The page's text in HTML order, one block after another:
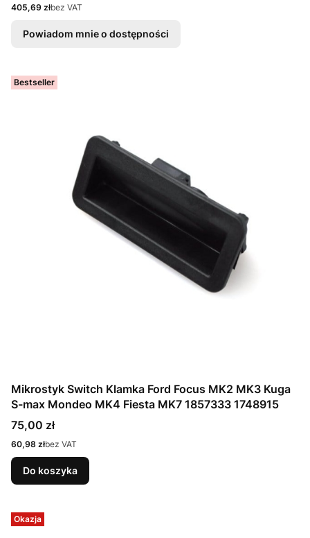
Cena
405,69 złbez VAT
Powiadom mnie o dostępności
Bestseller
Mikrostyk Switch Klamka Ford Focus MK2 MK3 Kuga
S-max Mondeo MK4 Fiesta MK7 1857333 1748915
Cena
75,00 zł
Cena
60,98 złbez VAT
Do koszyka
Okazja